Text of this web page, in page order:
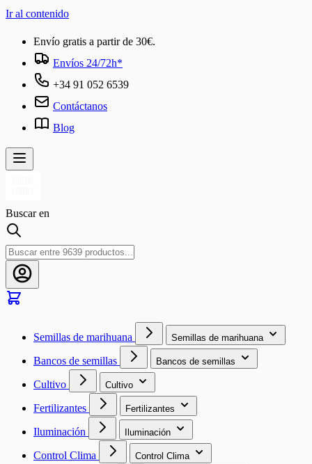
Ir al contenido
Envío gratis a partir de 30€.
Envíos 24/72h*
+34 91 052 6539
Contáctanos
Blog
Buscar en
Semillas de marihuana Semillas de marihuana
Bancos de semillas Bancos de semillas
Cultivo Cultivo
Fertilizantes Fertilizantes
Iluminación Iluminación
Control Clima Control Clima